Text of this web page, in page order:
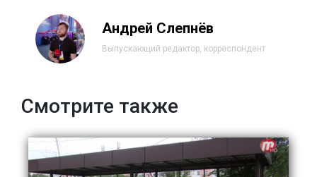
Андрей Слепнёв
Выпускающий редактор, корреспондент
Смотрите также